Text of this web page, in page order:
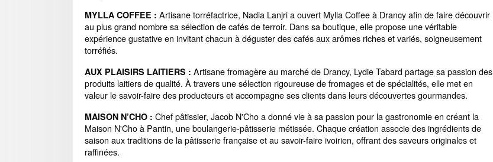
MYLLA COFFEE : Artisane torréfactrice, Nadia Lanjri a ouvert Mylla Coffee à Drancy afin de faire découvrir
au plus grand nombre sa sélection de cafés de terroir. Dans sa boutique, elle propose une véritable
expérience gustative en invitant chacun à déguster des cafés aux arômes riches et variés, soigneusement
torréfiés.
AUX PLAISIRS LAITIERS : Artisane fromagère au marché de Drancy, Lydie Tabard partage sa passion des
produits laitiers de qualité. À travers une sélection rigoureuse de fromages et de spécialités, elle met en
valeur le savoir-faire des producteurs et accompagne ses clients dans leurs découvertes gourmandes.
MAISON N’CHO : Chef pâtissier, Jacob N'Cho a donné vie à sa passion pour la gastronomie en créant la
Maison N'Cho à Pantin, une boulangerie-pâtisserie métissée. Chaque création associe des ingrédients de
saison aux traditions de la pâtisserie française et au savoir-faire ivoirien, offrant des saveurs originales et
raffinées.